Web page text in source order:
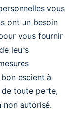
vous
ont un besoin
vous fournir
leurs
escient à
de toute perte,
non autorisé.